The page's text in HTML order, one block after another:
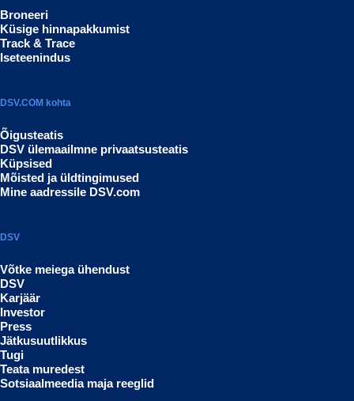
Broneeri
Küsige hinnapakkumist
Track & Trace
Iseteenindus
DSV.COM kohta
Õigusteatis
DSV ülemaailmne privaatsusteatis
Küpsised
Mõisted ja üldtingimused
Mine aadressile DSV.com
DSV
Võtke meiega ühendust
DSV
Karjäär
Investor
Press
Jätkusuutlikkus
Tugi
Teata muredest
Sotsiaalmeedia maja reeglid